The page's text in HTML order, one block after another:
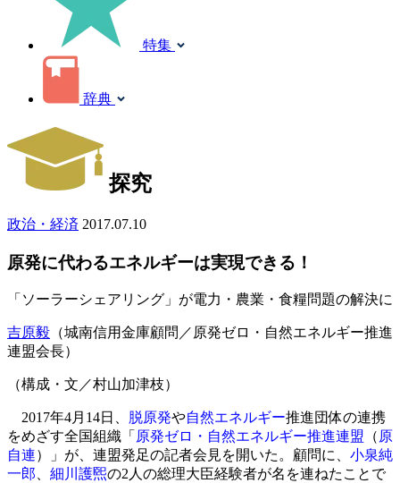
特集
辞典
探究
政治・経済 2017.07.10
原発に代わるエネルギーは実現できる！
「ソーラーシェアリング」が電力・農業・食糧問題の解決に
吉原毅 （城南信用金庫顧問／原発ゼロ・自然エネルギー推進
連盟会長）
（構成・文／村山加津枝）
2017年4月14日、 脱原発や自然エネルギー推進団体の連携
をめざす全国組織「 原発ゼロ・自然エネルギー推進連盟 （ 原
自連）」が、連盟発足の記者会見を開いた。顧問に、 小泉純
一郎
細川護煕の2人の総理大臣経験者が名を連ねたことで